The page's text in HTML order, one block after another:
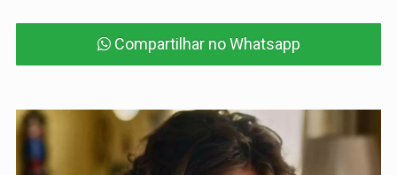
Compartilhar no Whatsapp